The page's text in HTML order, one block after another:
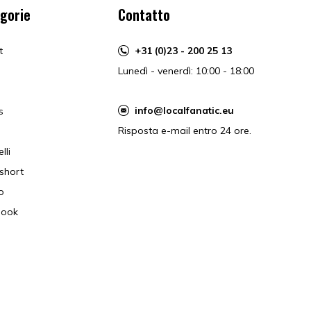
Contatto
+31 (0)23 - 200 25 13
Lunedì - venerdì: 10:00 - 18:00
info@localfanatic.eu
Risposta e-mail entro 24 ore.